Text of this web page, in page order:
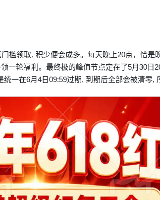
槛领取, 积少便会成多。每天晚上20点，恰是
一轮福利。最终极的峰值节点定在了5月30日
一在6月4日09:59过期, 到期后全部会被清零,